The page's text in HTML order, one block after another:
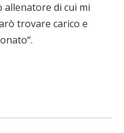
allenatore di cui mi
trovare carico e